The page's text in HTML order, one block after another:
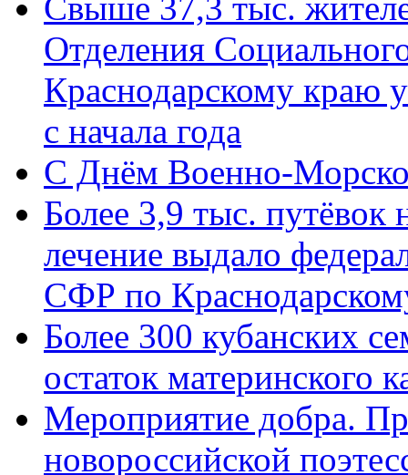
Отделения
Краснодарскому краю
с начала года
C Днём Военно-
Более 3,9 тыс. путёвок
лечение выдало
СФР по
Более 300 кубанских
остаток материнского
Мероприятие добра.
новороссийской